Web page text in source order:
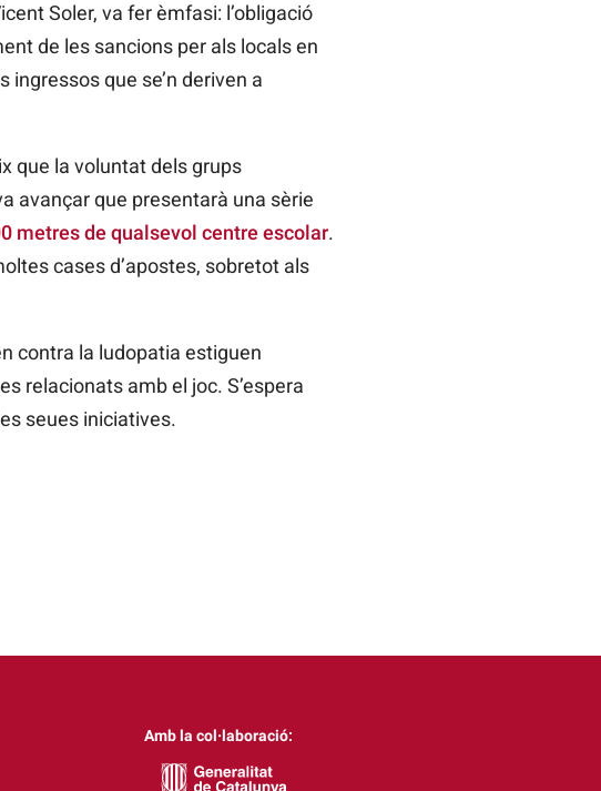
Soler, va fer èmfasi: l’obligació
de les sancions per als locals en
que se’n deriven a
que la voluntat dels grups
avançar que presentarà una sèrie
metres de qualsevol centre escolar.
cases d’apostes, sobretot als
contra la ludopatia estiguen
relacionats amb el joc. S’espera
seues iniciatives.
Amb la col·laboració: